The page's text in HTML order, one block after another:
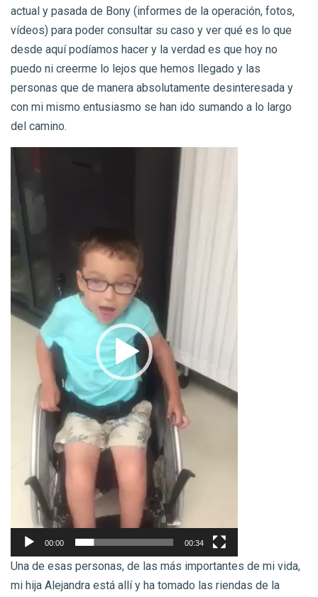
actual y pasada de Bony (informes de la operación, fotos,
vídeos) para poder consultar su caso y ver qué es lo que
desde aquí podíamos hacer y la verdad es que hoy no
puedo ni creerme lo lejos que hemos llegado y las
personas que de manera absolutamente desinteresada y
con mi mismo entusiasmo se han ido sumando a lo largo
del camino.
00:00 00:34
Una de esas personas, de las más importantes de mi vida,
mi hija Alejandra está allí y ha tomado las riendas de la